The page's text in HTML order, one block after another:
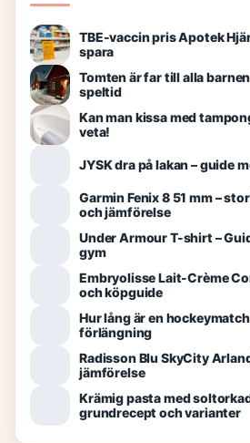
TBE-vaccin pris Apotek
spara
Tomten är far till alla
speltid
Kan man kissa med
veta!
JYSK dra på lakan – guide
Garmin Fenix 8 51 mm –
och jämförelse
Under Armour T-shirt –
gym
Embryolisse Lait-Crème
och köpguide
Hur lång är en
förlängning
Radisson Blu SkyCity
jämförelse
Krämig pasta med
grundrecept och varianter